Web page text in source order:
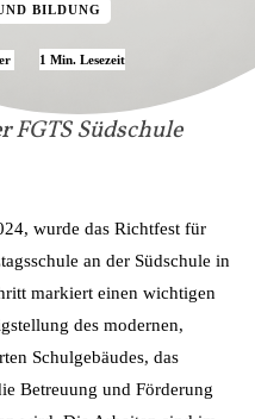
FGTS Südschule
BILDUNG
1 Min. Lesezeit
wurde das Richtfest für
an der Südschule in
markiert einen wichtigen
des modernen,
Schulgebäudes, das
Betreuung und Förderung